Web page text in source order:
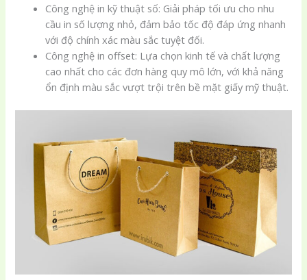
Công nghệ in kỹ thuật số: Giải pháp tối ưu cho nhu
cầu in số lượng nhỏ, đảm bảo tốc độ đáp ứng nhanh
với độ chính xác màu sắc tuyệt đối.
Công nghệ in offset: Lựa chọn kinh tế và chất lượng
cao nhất cho các đơn hàng quy mô lớn, với khả năng
ổn định màu sắc vượt trội trên bề mặt giấy mỹ thuật.